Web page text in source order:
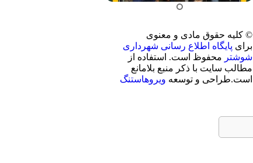
© کلیه حقوق مادی و معنوی
برای پایگاه اطلاع رسانی شهرداری
شوشتر محفوظ است. استفاده از
مطالب سایت با ذکر منبع بلامانع
است.طراحی و توسعه ویروهاستنگ